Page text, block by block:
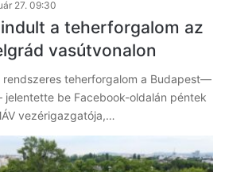
27. 09:30
a teherforgalom az
vasútvonalon
rendszeres teherforgalom a Budapest—
jelentette be Facebook-oldalán péntek
vezérigazgatója,…